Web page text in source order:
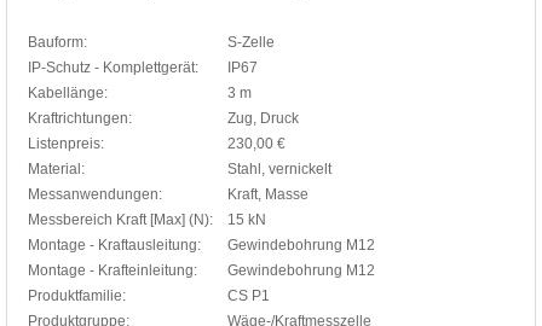
Bauform:
S-Zelle
IP-Schutz - Komplettgerät:
IP67
Kabellänge:
3 m
Kraftrichtungen:
Zug, Druck
Listenpreis:
230,00 €
Material:
Stahl, vernickelt
Messanwendungen:
Kraft, Masse
Messbereich Kraft [Max] (N):
15 kN
Montage - Kraftausleitung:
Gewindebohrung M12
Montage - Krafteinleitung:
Gewindebohrung M12
Produktfamilie:
CS P1
Produktgruppe:
Wäge-/Kraftmesszelle